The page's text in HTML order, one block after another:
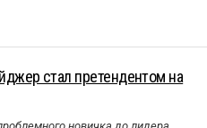
стал претендентом на